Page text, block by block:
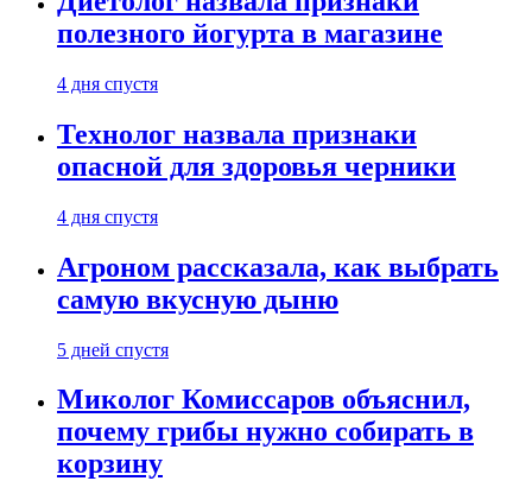
полезного йогурта в магазине
4 дня спустя
Технолог назвала признаки
опасной для здоровья черники
4 дня спустя
Агроном рассказала, как выбрать
самую вкусную дыню
5 дней спустя
Миколог Комиссаров объяснил,
почему грибы нужно собирать в
корзину